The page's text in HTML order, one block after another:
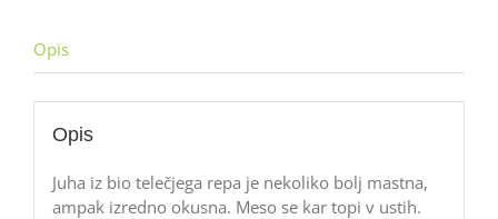
Opis
Opis
Juha iz bio telečjega repa je nekoliko bolj mastna,
ampak izredno okusna. Meso se kar topi v ustih.